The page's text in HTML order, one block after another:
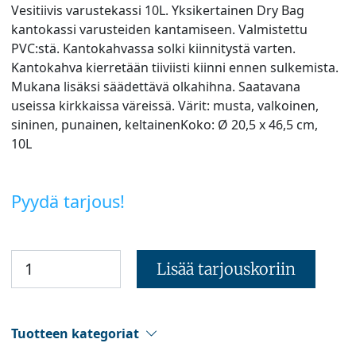
Vesitiivis varustekassi 10L. Yksikertainen Dry Bag
kantokassi varusteiden kantamiseen. Valmistettu
PVC:stä. Kantokahvassa solki kiinnitystä varten.
Kantokahva kierretään tiiviisti kiinni ennen sulkemista.
Mukana lisäksi säädettävä olkahihna. Saatavana
useissa kirkkaissa väreissä. Värit: musta, valkoinen,
sininen, punainen, keltainenKoko: Ø 20,5 x 46,5 cm,
10L
Pyydä tarjous!
Lisää tarjouskoriin
Tuotteen kategoriat